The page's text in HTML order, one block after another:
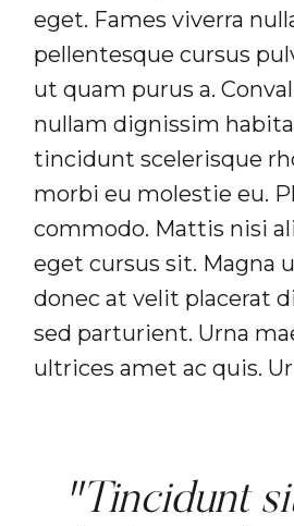
eget. Fames viverra
pellentesque cursus
ut quam purus a.
nullam dignissim
tincidunt scelerisque
morbi eu molestie eu.
commodo. Mattis nisi
eget cursus sit. Magna
donec at velit placerat
sed parturient. Urna
ultrices amet ac quis.
"Tincidunt